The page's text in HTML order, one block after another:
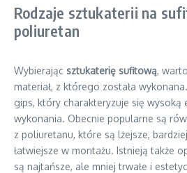
Rodzaje sztukaterii na
poliuretan
Wybierając sztukaterię sufitową,
materiał, z którego została
gips, który charakteryzuje się wysoką
wykonania. Obecnie popularne są
z poliuretanu, które są lżejsze,
łatwiejsze w montażu. Istnieją także
są najtańsze, ale mniej trwałe i